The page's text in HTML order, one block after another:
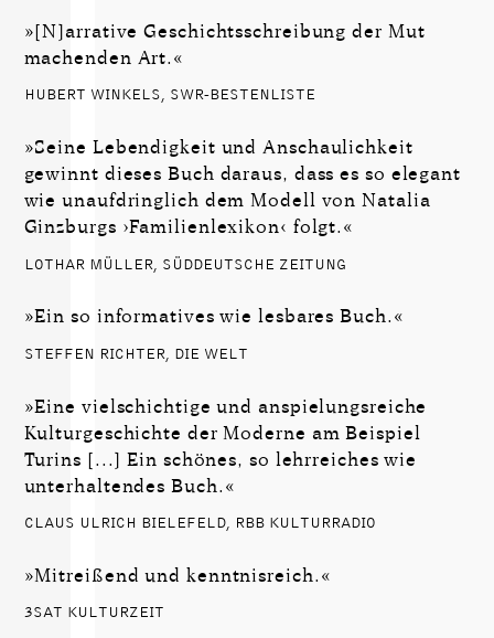
»[N]arrative Geschichtsschreibung der Mut
machenden Art.«
HUBERT WINKELS, SWR-BESTENLISTE
»Seine Lebendigkeit und Anschaulichkeit
gewinnt dieses Buch daraus, dass es so elegant
wie unaufdringlich dem Modell von Natalia
Ginzburgs ›Familienlexikon‹ folgt.«
LOTHAR MÜLLER, SÜDDEUTSCHE ZEITUNG
»Ein so informatives wie lesbares Buch.«
STEFFEN RICHTER, DIE WELT
»Eine vielschichtige und anspielungsreiche
Kulturgeschichte der Moderne am Beispiel
Turins [...] Ein schönes, so lehrreiches wie
unterhaltendes Buch.«
CLAUS ULRICH BIELEFELD, RBB KULTURRADIO
»Mitreißend und kenntnisreich.«
3SAT KULTURZEIT